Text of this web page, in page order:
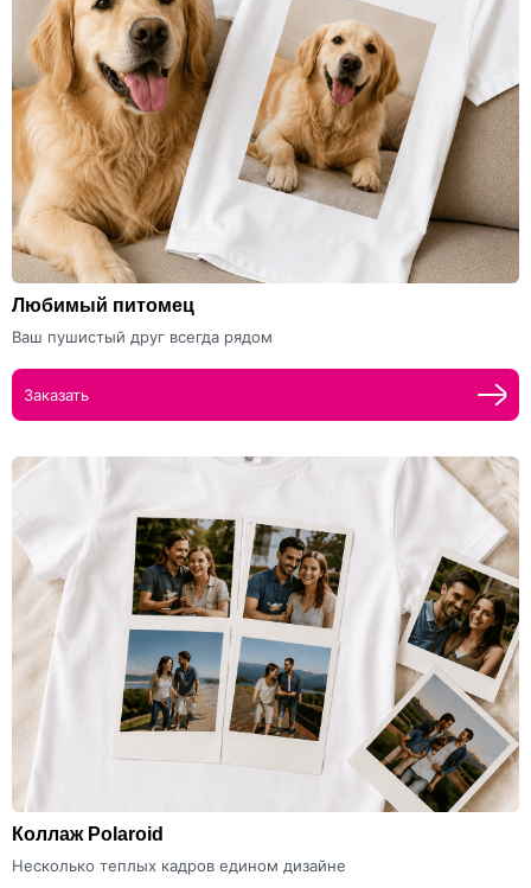
Любимый питомец
Ваш пушистый друг всегда рядом
Заказать
Коллаж Polaroid
Несколько теплых кадров едином дизайне